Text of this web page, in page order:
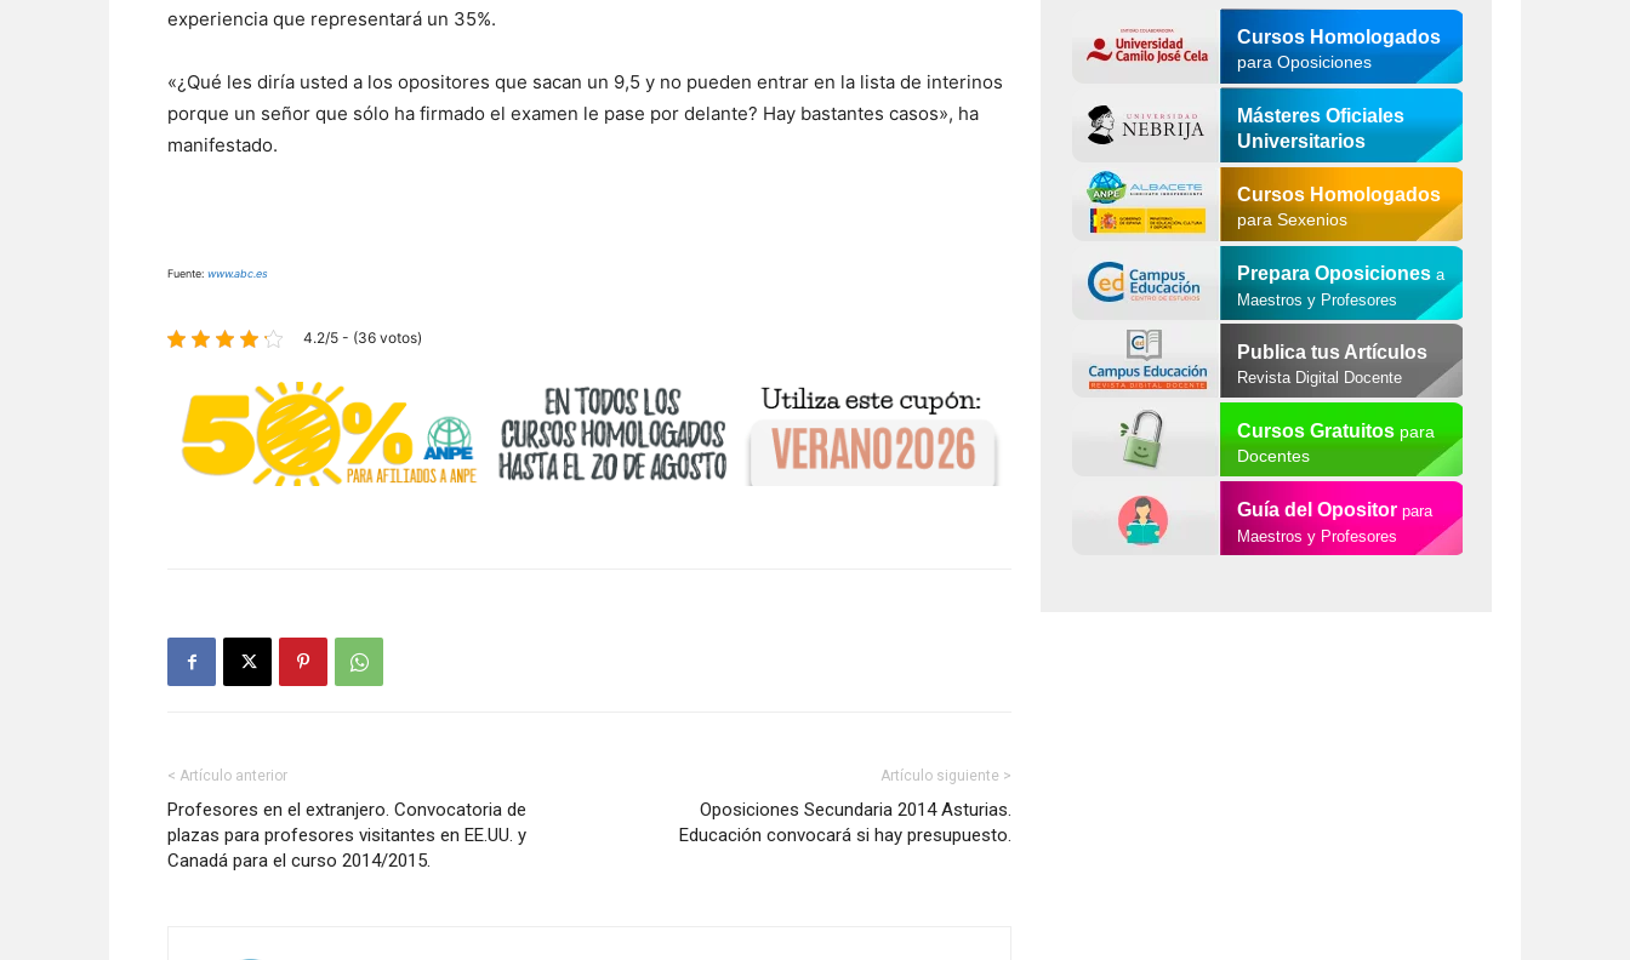
experiencia que representará un 35%.
«¿Qué les diría usted a los opositores que sacan un 9,5 y no pueden entrar en la lista de interinos
porque un señor que sólo ha firmado el examen le pase por delante? Hay bastantes casos», ha
manifestado.
Fuente: www.abc.es
4.2/5 - (36 votos)
< Artículo anterior
Profesores en el extranjero. Convocatoria de
plazas para profesores visitantes en EE.UU. y
Canadá para el curso 2014/2015.
Artículo siguiente >
Oposiciones Secundaria 2014 Asturias.
Educación convocará si hay presupuesto.
Cursos Homologados
para Oposiciones
Másteres Oficiales
Universitarios
Cursos Homologados
para Sexenios
Prepara Oposiciones a
Maestros y Profesores
Publica tus Artículos
Revista Digital Docente
Cursos Gratuitospara
Docentes
Guía del Opositor para
Maestros y Profesores